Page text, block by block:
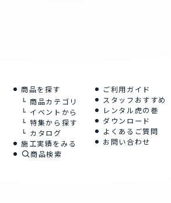
商品を探す
商品カテゴリ
イベントから
特集から探す
カタログ
施工実績をみる
商品検索
ご利用ガイド
スタッフおすすめ
レンタル虎の巻
ダウンロード
よくあるご質問
お問い合わせ